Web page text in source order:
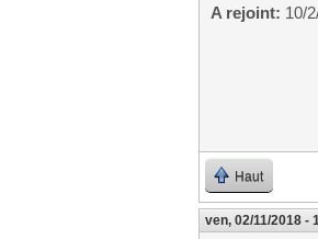
A rejoint: 10/
Haut
ven, 02/11/2018 -